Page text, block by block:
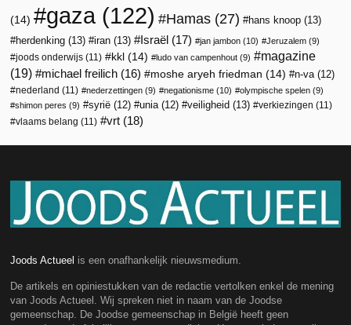
(14) gaza (122) Hamas (27) hans knoop (13)
herdenking (13) iran (13) Israël (17) jan jambon (10) Jeruzalem (9)
joods onderwijs (11) kkl (14) ludo van campenhout (9)
magazine
(19)
michael freilich (16) moshe aryeh friedman (14) n-va (12)
nederland (11) nederzettingen (9) negationisme (10) olympische spelen (9)
shimon peres (9) syrië (12) unia (12) veiligheid (13) verkiezingen (11)
vlaams belang (11) vrt (18)
Joods Actueel is een onafhankelijk nieuwsmedium.
De artikels en opiniestukken van de redactie vertolken enkel de mening
van Joods Actueel. Wij spreken niet in naam van de Joodse
gemeenschap. De Joodse gemeenschap in België heeft geen